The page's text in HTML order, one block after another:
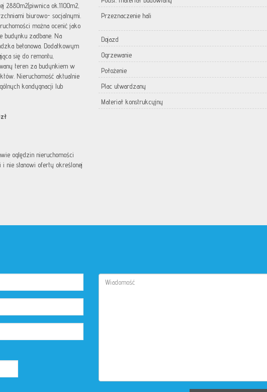
ok.1100m2,
biurowo- socjalnymi.
można ocenić jako
budynku zadbane. Na
betonowa. Dodatkowym
się do remontu,
teren za budynkiem w
Nieruchomość aktualnie
kondygnacji lub
oględzin nieruchomości
i nie stanowi oferty określonej
Przeznaczenie hali
Dojazd
Ogrzewanie
Położenie
Plac utwardzany
Materiał konstrukcyjny